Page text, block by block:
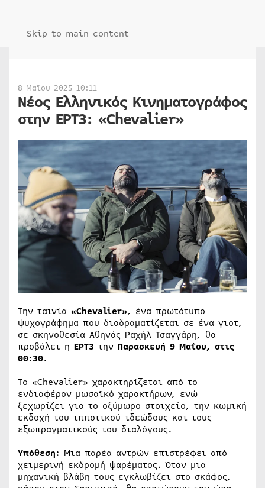
Skip to main content
8 Μαΐου 2025 10:11
Νέος Ελληνικός Κινηματογράφος
στην ΕΡΤ3: «Chevalier»
Την ταινία «Chevalier», ένα πρωτότυπο
ψυχογράφημα που διαδραματίζεται σε ένα γιοτ,
σε σκηνοθεσία Αθηνάς Ραχήλ Τσαγγάρη, θα
προβάλει η ΕΡΤ3 την Παρασκευή 9 Μαΐου, στις
00:30.
Tο «Chevalier» χαρακτηρίζεται από το
ενδιαφέρον μωσαϊκό χαρακτήρων, ενώ
ξεχωρίζει για το οξύμωρο στοιχείο, την κωμική
εκδοχή του ιπποτικού ιδεώδους και τους
εξωπραγματικούς του διαλόγους.
Υπόθεση: Μια παρέα αντρών επιστρέφει από
χειμερινή εκδρομή ψαρέματος. Όταν μια
μηχανική βλάβη τους εγκλωβίζει στο σκάφος,